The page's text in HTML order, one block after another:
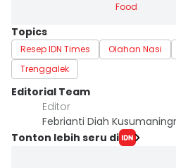
Food
Topics
Resep IDN Times Olahan Nasi
Trenggalek
Editorial Team
Editor
Febrianti Diah
Tonton lebih seru di